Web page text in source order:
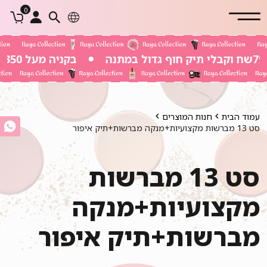
0
בקניה מעל 350 שח משלוח חינם
עמוד הבית
חנות המוצרים
סט 13 מברשות מקצועיות+מנקה מברשות+תיק איפור
סט 13 מברשות
מקצועיות+מנקה
מברשות+תיק איפור